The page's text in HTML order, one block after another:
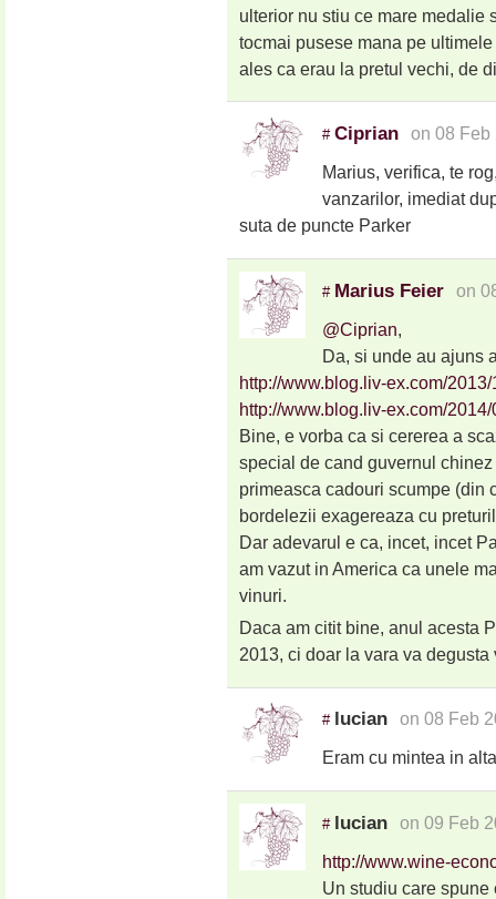
ulterior nu stiu ce mare medalie
tocmai pusese mana pe
ales ca erau la pretul vechi, de
# Ciprian on 08 Feb
Marius, verifica, te
vanzarilor, imediat
suta de puncte Parker
# Marius Feier on
@Ciprian,
Da, si unde au ajuns
http://www.blog.liv-ex.com/
http://www.blog.liv-ex.com/
Bine, e vorba ca si cererea a
special de cand guvernul
primeasca cadouri scumpe (din
bordelezii exagereaza cu
Dar adevarul e ca, incet, incet
am vazut in America ca unele
vinuri.
Daca am citit bine, anul acesta
2013, ci doar la vara va degusta
# lucian on 08 Feb
Eram cu mintea in
# lucian on 09 Feb
http://www.wine-
Un studiu care